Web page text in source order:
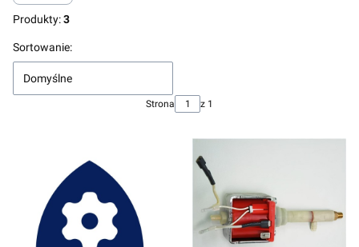
Produkty:3
Lista produktów
Sortowanie:
Domyślne
Strona z 1